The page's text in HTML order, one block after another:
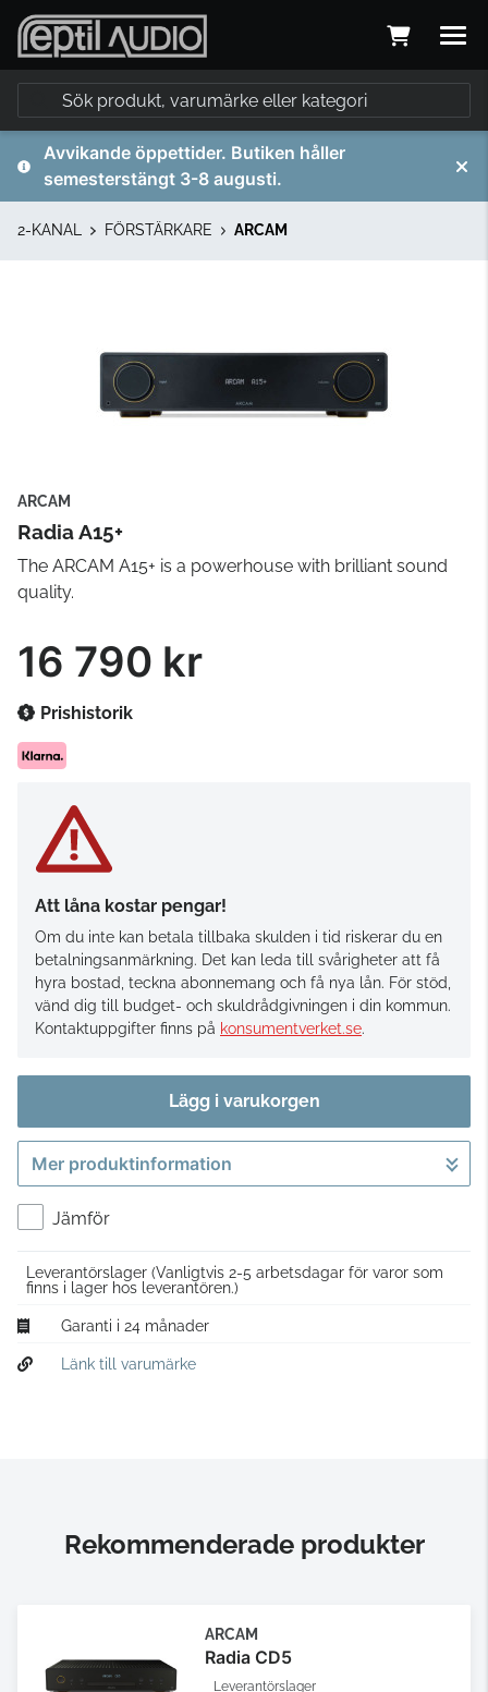
Avvikande öppettider. Butiken håller
semesterstängt 3-8 augusti.
2-KANAL FÖRSTÄRKARE ARCAM
ARCAM
Radia A15+
The ARCAM A15+ is a powerhouse with brilliant sound
quality.
16 790 kr
Prishistorik
Att låna kostar pengar!
Om du inte kan betala tillbaka skulden i tid riskerar du en
betalningsanmärkning. Det kan leda till svårigheter att få
hyra bostad, teckna abonnemang och få nya lån. För stöd,
vänd dig till budget- och skuldrådgivningen i din kommun.
Kontaktuppgifter finns på konsumentverket.se.
Lägg i varukorgen
Gå till kassan
Mer produktinformation
Jämför
Leverantörslager (Vanligtvis 2-5 arbetsdagar för varor som
finns i lager hos leverantören.)
Garanti i 24 månader
Länk till varumärke
Rekommenderade produkter
ARCAM
Radia CD5
Leverantörslager